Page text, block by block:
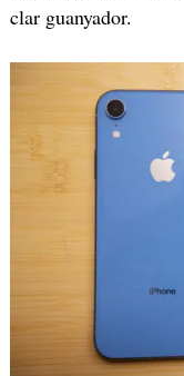
clar guanyador.